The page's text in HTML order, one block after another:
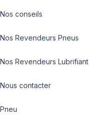
Nos conseils
Nos Revendeurs Pneus
Nos Revendeurs Lubrifiant
Nous contacter
Pneu